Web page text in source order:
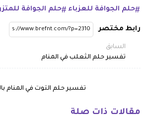
حلم الجوافة للعزباء
حلم الجوافة
رابط مختصر
السابق
تفسير حلم الثعلب في المنام
تفسير حلم التوت في المنام
مقالات ذات صلة